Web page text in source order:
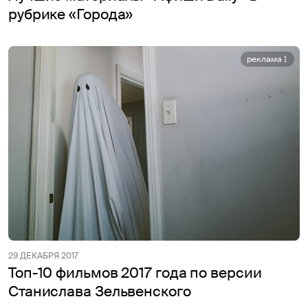
рубрике «Города»
реклама
29 ДЕКАБРЯ 2017
Топ-10 фильмов 2017 года по версии
Станислава Зельвенского